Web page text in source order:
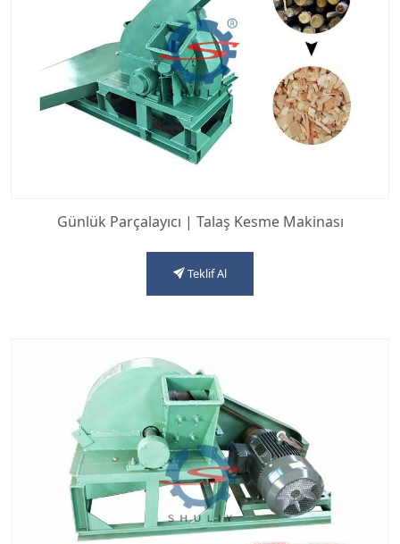
Günlük Parçalayıcı | Talaş Kesme Makinası
Teklif Al